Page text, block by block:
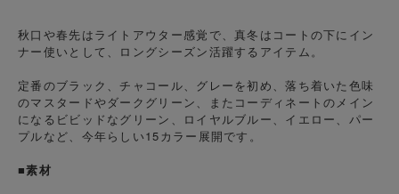
秋口や春先はライトアウター感覚で、真冬はコートの下にイン
ナー使いとして、ロングシーズン活躍するアイテム。
定番のブラック、チャコール、グレーを初め、落ち着いた色味
のマスタードやダークグリーン、またコーディネートのメイン
になるビビッドなグリーン、ロイヤルブルー、イエロー、パー
プルなど、今年らしい15カラー展開です。
■素材